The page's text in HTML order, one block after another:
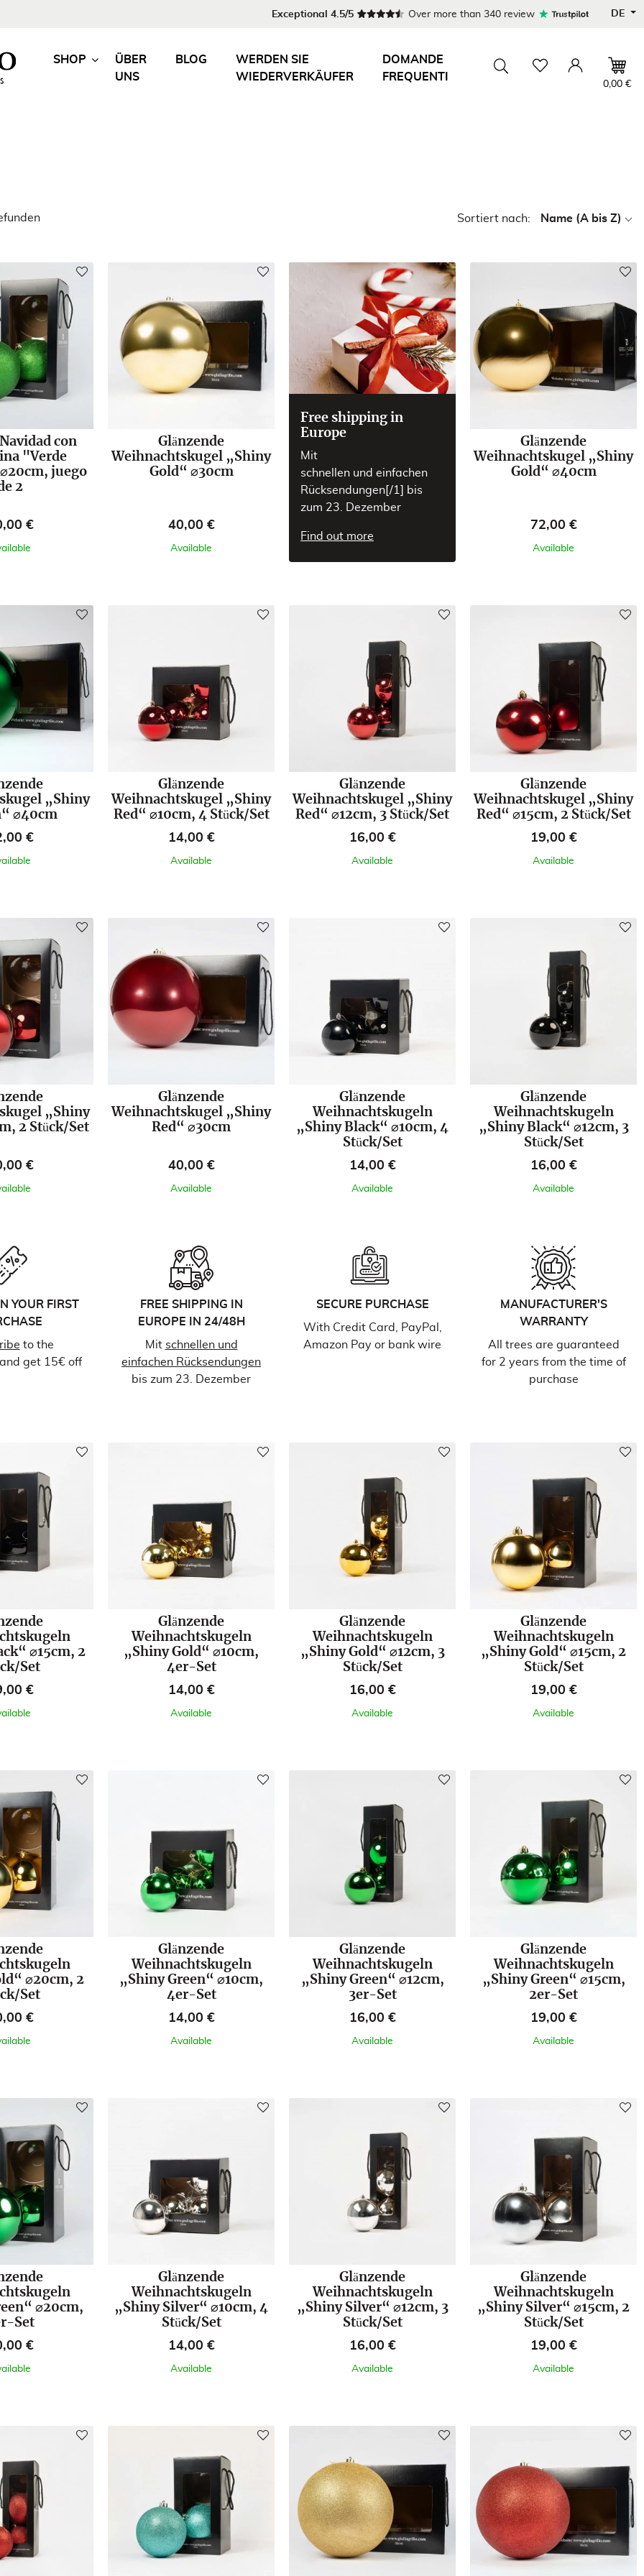
Exceptional 4.5/5 Over more than 340 review DE
Account0,00 €
SHOP
ÜBER
UNS
BLOG
WERDEN SIE
WIEDERVERKÄUFER
DOMANDE
FREQUENTI
Sortiert nach: Name (A bis Z)
con
"Verde
juego
2
€
Glänzende
Weihnachtskugel „Shiny
Gold“ ⌀30cm
Preis
40,00 €
Available
Free shipping in
Europe
Mit
schnellen und einfachen
Rücksendungen[/1] bis
zum 23. Dezember
Find out more
Glänzende
Weihnachtskugel „Shiny
Gold“ ⌀40cm
Preis
72,00 €
Available
„Shiny
⌀40cm
€
Glänzende
Weihnachtskugel „Shiny
Red“ ⌀10cm, 4 Stück/Set
Preis
14,00 €
Available
Glänzende
Weihnachtskugel „Shiny
Red“ ⌀12cm, 3 Stück/Set
Preis
16,00 €
Available
Glänzende
Weihnachtskugel „Shiny
Red“ ⌀15cm, 2 Stück/Set
Preis
19,00 €
Available
„Shiny
2 Stück/Set
€
Glänzende
Weihnachtskugel „Shiny
Red“ ⌀30cm
Preis
40,00 €
Available
Glänzende
Weihnachtskugeln
„Shiny Black“ ⌀10cm, 4
Stück/Set
Preis
14,00 €
Available
Glänzende
Weihnachtskugeln
„Shiny Black“ ⌀12cm, 3
Stück/Set
Preis
16,00 €
Available
YOUR FIRST
to the
get 15€ off
FREE SHIPPING IN
EUROPE IN 24/48H
Mit schnellen und
einfachen Rücksendungen
bis zum 23. Dezember
SECURE PURCHASE
With Credit Card, PayPal,
Amazon Pay or bank wire
MANUFACTURER'S
WARRANTY
All trees are guaranteed
for 2 years from the time of
purchase
⌀15cm, 2
Set
€
Glänzende
Weihnachtskugeln
„Shiny Gold“ ⌀10cm,
4er-Set
Preis
14,00 €
Available
Glänzende
Weihnachtskugeln
„Shiny Gold“ ⌀12cm, 3
Stück/Set
Preis
16,00 €
Available
Glänzende
Weihnachtskugeln
„Shiny Gold“ ⌀15cm, 2
Stück/Set
Preis
19,00 €
Available
⌀20cm, 2
Set
€
Glänzende
Weihnachtskugeln
„Shiny Green“ ⌀10cm,
4er-Set
Preis
14,00 €
Available
Glänzende
Weihnachtskugeln
„Shiny Green“ ⌀12cm,
3er-Set
Preis
16,00 €
Available
Glänzende
Weihnachtskugeln
„Shiny Green“ ⌀15cm,
2er-Set
Preis
19,00 €
Available
⌀20cm,
Set
€
Glänzende
Weihnachtskugeln
„Shiny Silver“ ⌀10cm, 4
Stück/Set
Preis
14,00 €
Available
Glänzende
Weihnachtskugeln
„Shiny Silver“ ⌀12cm, 3
Stück/Set
Preis
16,00 €
Available
Glänzende
Weihnachtskugeln
„Shiny Silver“ ⌀15cm, 2
Stück/Set
Preis
19,00 €
Available